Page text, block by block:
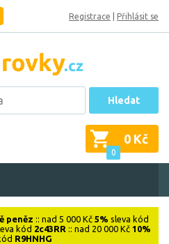
Registrace Přihlásit se
Hledat
0
0 Kč
peněz :: nad 5 000 Kč 5% sleva kód
kód 2c43RR :: nad 20 000 Kč 10%
R9HNHG